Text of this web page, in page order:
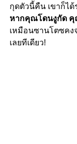
กุดตัวนี้คืน เขาก็ได้
หากคุณโดนงูกัด คุ
เหมือนซานโตซคง
เลยทีเดียว!